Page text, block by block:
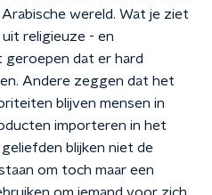
wereld. Wat je ziet
religieuze - en
dat er hard
Andere zeggen dat het
blijven mensen in
importeren in het
blijken niet de
om toch maar een